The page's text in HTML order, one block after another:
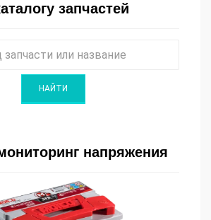
запчастей
напряжения